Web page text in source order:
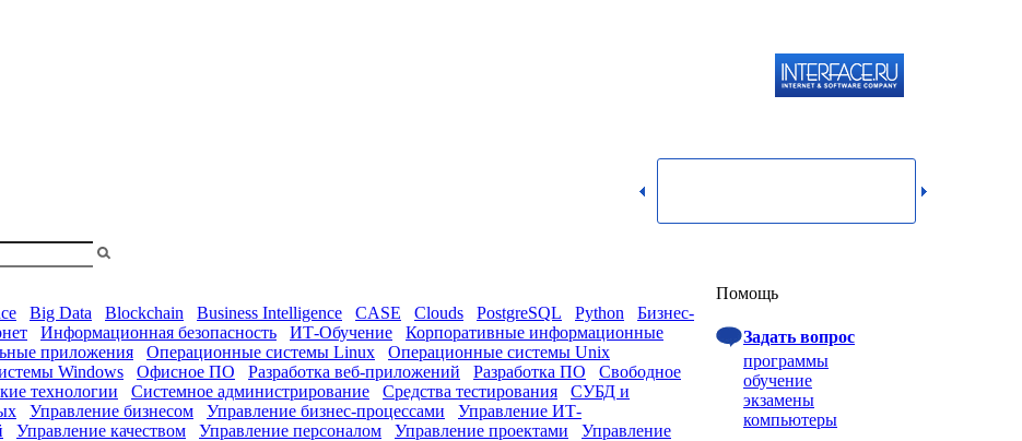
Big Data Blockchain Business Intelligence CASE Clouds PostgreSQL Python
Бизнес-
Информационная безопасность ИТ-Обучение
Корпоративные информационные
приложения Операционные системы Linux
Операционные системы Unix
Windows
Офисное ПО Разработка веб-приложений Разработка ПО
Свободное
технологии Системное администрирование Средства тестирования
СУБД и
Управление бизнесом Управление бизнес-процессами
Управление ИТ-
Управление качеством Управление персоналом Управление проектами
Управление
Помощь
Задать вопрос
программы
обучение
экзамены
компьютеры